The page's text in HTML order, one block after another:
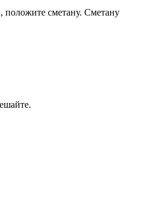
положите сметану. Сметану